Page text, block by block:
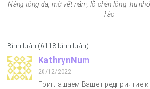
Nâng tông da, mờ vết nám, lỗ chân lông thu
hào
Bình luận (6118 bình luận)
KathrynNum
20/12/2022
Приглашаем Ваше предприятие к